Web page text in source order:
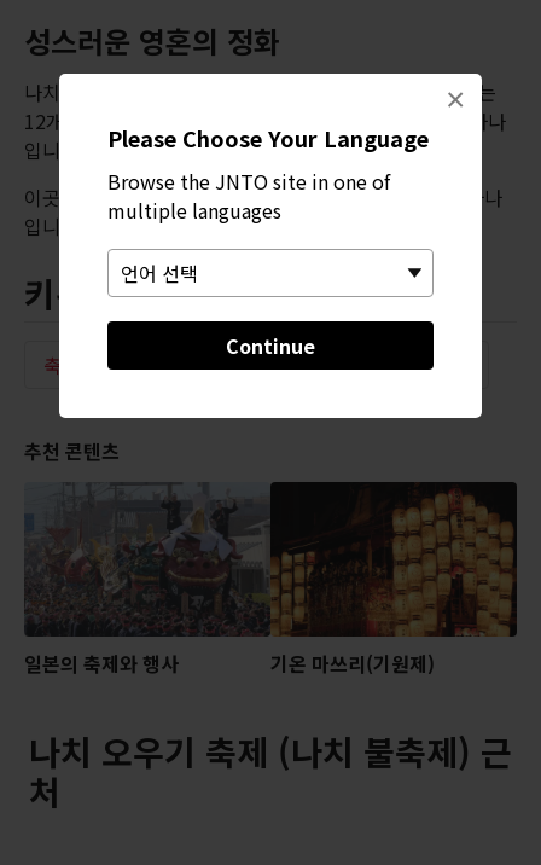
Please Choose Your Language
Browse the JNTO site in one of
multiple languages
Continue
×
성스러운 영혼의 정화
나치 오우기 축제는 폭포에 머무는 12명의 신령을 상징하는
12개의 간이 신여를 횃불로 태워 정화하는 신토 의식 중 하나
입니다.
이곳 지역에서 가장 유명하고 벅찬 감동을 주는 축제 중 하나
입니다.
키워드
축제 & 행사 현지 축제 불 축제
추천 콘텐츠
일본의 축제와 행사 기온 마쓰리(기원제)
나치 오우기 축제 (나치 불축제) 근
처